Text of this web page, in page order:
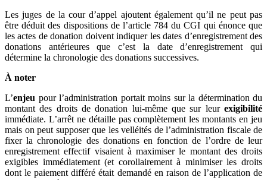
Les juges de la cour d’appel ajoutent également qu’il ne peut pas
être déduit des dispositions de l’article 784 du CGI qui énonce que
les actes de donation doivent indiquer les dates d’enregistrement des
donations antérieures que c’est la date d’enregistrement qui
détermine la chronologie des donations successives.
À noter
L’enjeu pour l’administration portait moins sur la détermination du
montant des droits de donation lui-même que sur leur exigibilité
immédiate. L’arrêt ne détaille pas complètement les montants en jeu
mais on peut supposer que les velléités de l’administration fiscale de
fixer la chronologie des donations en fonction de l’ordre de leur
enregistrement effectif visaient à maximiser le montant des droits
exigibles immédiatement (et corollairement à minimiser les droits
dont le paiement différé était demandé en raison de l’application de